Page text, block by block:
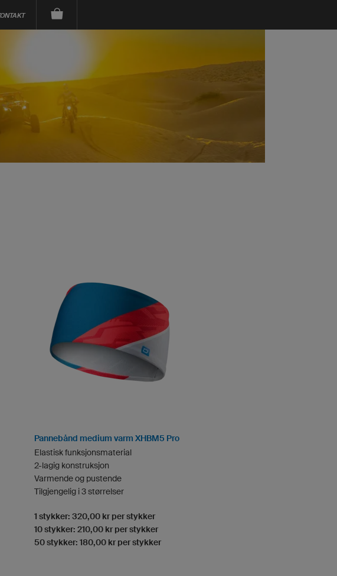
Pannebånd medium varm XHBM5 Pro
Elastisk funksjonsmaterial
2-lagig konstruksjon
Varmende og pustende
Tilgjengelig i 3 størrelser
1 stykker: 320,00 kr per stykker
10 stykker: 210,00 kr per stykker
50 stykker: 180,00 kr per stykker